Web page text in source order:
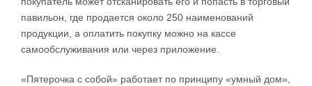
павильон, где продается около 250 наименований
продукции, а оплатить покупку можно на кассе
самообслуживания или через приложение.
«Пятерочка с собой» работает по принципу «умный дом»,